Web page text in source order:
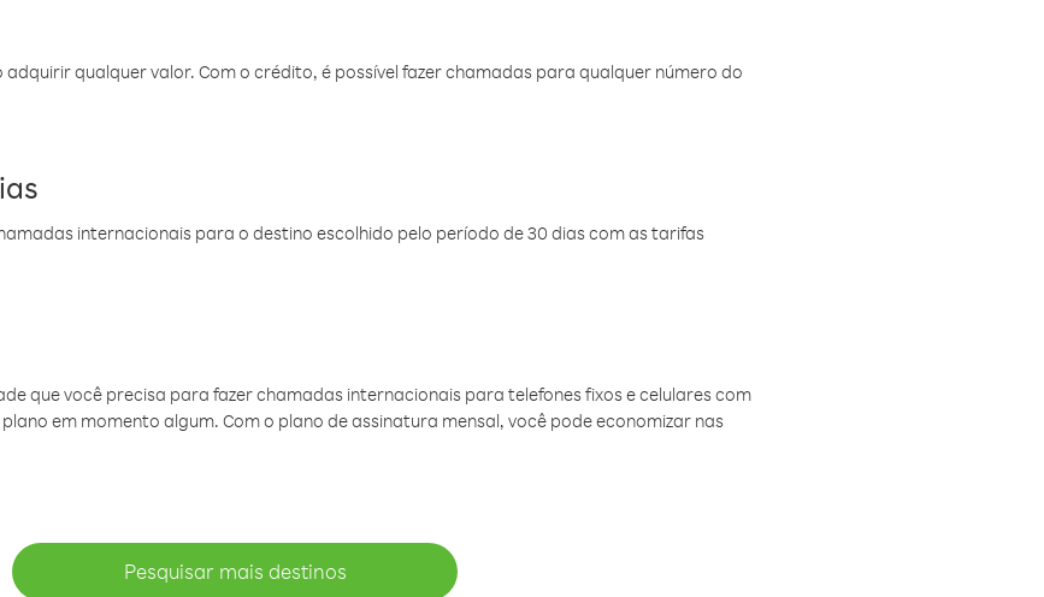
qualquer valor. Com o crédito, é possível fazer chamadas para qualquer número do
internacionais para o destino escolhido pelo período de 30 dias com as tarifas
que você precisa para fazer chamadas internacionais para telefones fixos e celulares com
em momento algum. Com o plano de assinatura mensal, você pode economizar nas
Pesquisar mais destinos